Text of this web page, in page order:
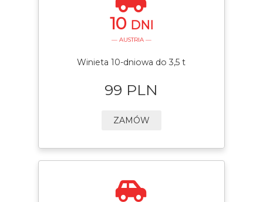
10 DNI
— AUSTRIA —
Winieta 10-dniowa do 3,5 t
99 PLN
ZAMÓW